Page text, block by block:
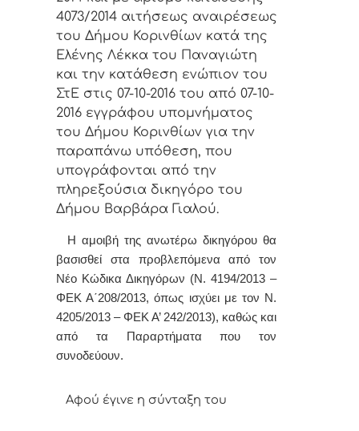
4073/2014 αιτήσεως αναιρέσεως
του Δήμου Κορινθίων κατά της
Ελένης Λέκκα του Παναγιώτη
και την κατάθεση ενώπιον του
ΣτΕ στις 07-10-2016 του από 07-10-
2016 εγγράφου υπομνήματος
του Δήμου Κορινθίων για την
παραπάνω υπόθεση, που
υπογράφονται από την
πληρεξούσια δικηγόρο του
Δήμου Βαρβάρα Γιαλού.
Η αμοιβή της ανωτέρω δικηγόρου θα
βασισθεί στα προβλεπόμενα από τον
Νέο Κώδικα Δικηγόρων (Ν. 4194/2013 –
ΦΕΚ Α΄208/2013, όπως ισχύει με τον Ν.
4205/2013 – ΦΕΚ Α’ 242/2013), καθώς και
από τα Παραρτήματα που τον
συνοδεύουν.
Αφoύ έγιvε η σύvταξη τoυ